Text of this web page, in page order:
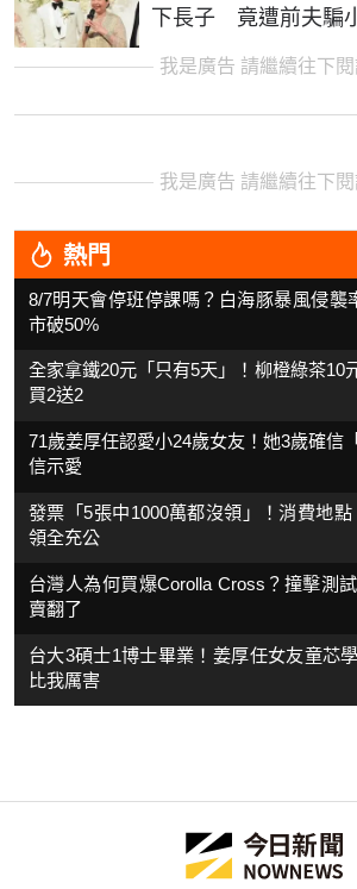
下長子 竟遭前夫騙
我是廣告 請繼續往下
我是廣告 請繼續往下
熱門
8/7明天會停班停課嗎？白海豚暴風侵
市破50%
全家拿鐵20元「只有5天」！柳橙綠茶
買2送2
71歲姜厚任認愛小24歲女友！她3歲確信
信示愛
發票「5張中1000萬都沒領」！消費地
領全充公
台灣人為何買爆Corolla Cross？撞擊測
賣翻了
台大3碩士1博士畢業！姜厚任女友童芯
比我厲害